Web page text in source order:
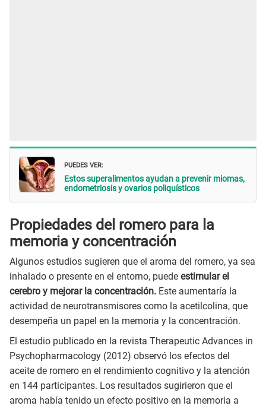
PUEDES VER:
Estos superalimentos ayudan a prevenir miomas,
endometriosis y ovarios poliquísticos
Propiedades del romero para la
memoria y concentración
Algunos estudios sugieren que el aroma del romero, ya sea
inhalado o presente en el entorno, puede estimular el
cerebro y mejorar la concentración. Este aumentaría la
actividad de neurotransmisores como la acetilcolina, que
desempeña un papel en la memoria y la concentración.
El estudio publicado en la revista Therapeutic Advances in
Psychopharmacology (2012) observó los efectos del
aceite de romero en el rendimiento cognitivo y la atención
en 144 participantes. Los resultados sugirieron que el
aroma había tenido un efecto positivo en la memoria a